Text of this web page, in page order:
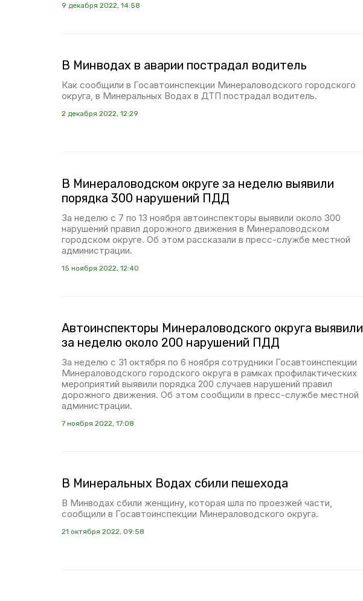
9 декабря 2022, 14:58
В Минводах в аварии пострадал водитель
Как сообщили в Госавтоинспекции Минераловодского городского
округа, в Минеральных Водах в ДТП пострадал водитель.
2 декабря 2022, 12:29
В Минераловодском округе за неделю выявили
порядка 300 нарушений ПДД
За неделю с 7 по 13 ноября автоинспекторы выявили около 300
нарушений правил дорожного движения в Минераловодском
городском округе. Об этом рассказали в пресс-службе местной
администрации.
15 ноября 2022, 12:40
Автоинспекторы Минераловодского округа выявили
за неделю около 200 нарушений ПДД
За неделю с 31 октября по 6 ноября сотрудники Госавтоинспекции
Минераловодского городского округа в рамках профилактических
мероприятий выявили порядка 200 случаев нарушений правил
дорожного движения. Об этом сообщили в пресс-службе местной
администрации.
7 ноября 2022, 17:08
В Минеральных Водах сбили пешехода
В Минводах сбили женщину, которая шла по проезжей части,
сообщили в Госавтоинспекции Минераловодского округа.
21 октября 2022, 09:58